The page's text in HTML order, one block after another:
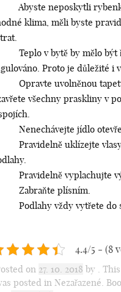
neposkytli
klima, měli byste
v bytě by mělo být
Proto je důležité i
uvolněnou
všechny praskliny v
jídlo
uklízejte
vyplachujte
plísním.
vždy vytřete do
4.4/5 - (8
on 27. 10. 2018 by
.
posted in Nezařazené.